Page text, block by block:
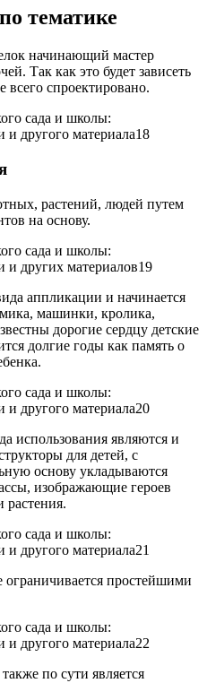
тематике
начинающий мастер
Так как это будет зависеть
всего спроектировано.
растений, людей путем
на основу.
аппликации и начинается
машинки, кролика,
дорогие сердцу детские
долгие годы как память о
использования являются и
для детей, с
основу укладываются
изображающие героев
растения.
простейшими
по сути является